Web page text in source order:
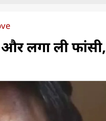
लगा ली फांसी,